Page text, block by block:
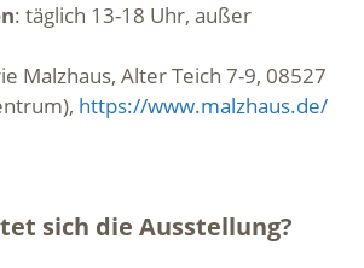
: täglich 13-18 Uhr, außer
Malzhaus, Alter Teich 7-9, 08527
https://www.malzhaus.de/
sich die Ausstellung?